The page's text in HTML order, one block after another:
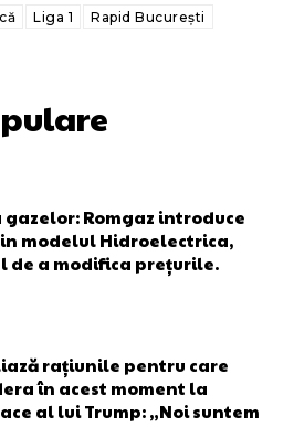
Liga 1 Rapid București
Romgaz introduce
modelul Hidroelectrica,
de a modifica prețurile.
rațiunile pentru care
în acest moment la
al lui Trump: „Noi suntem